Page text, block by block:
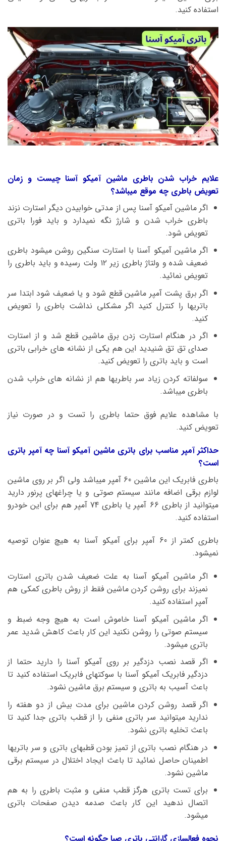
استفاده کنید.
علایم خراب شدن باطری ماشین آمیکو آسنا چیست و زمان
تعویض باطری چه موقع میباشد؟
اگر ماشین آمیکو آسنا پس از مدتی خوابیدن دیگر استارت نزند
باطری خراب شدن و شارژ نگه نمیدارد و باید فورا باتری
تعویض شود.
اگر ماشین آمیکو آسنا با استارت سنگین روشن میشود باطری
ضعیف شده و ولتاژ باطری زیر ۱۲ ولت رسیده و باید باطری را
تعویض نمائید.
اگر برق پشت آمپر ماشین قطع شود و یا ضعیف شود ابتدا سر
باتریها را کنترل کنید اگر مشکلی نداشت باطری را تعویض
کنید.
اگر در هنگام استارت زدن برق ماشین قطع شد و از استارت
صدای تق تق شنیدید این هم یکی از نشانه های خرابی باتری
است و باید باتری را تعویض کنید.
سولفاته کردن زیاد سر باطریها هم از نشانه های خراب شدن
باطری میباشد.
با مشاهده علایم فوق حتما باطری را تست و در صورت نیاز
تعویض کنید.
حداکثر آمپر مناسب برای باتری ماشین آمیکو آسنا چه آمپر باتری
است؟
باطری فابریک این ماشین 60 آمپر میباشد ولی اگر بر روی ماشین
لوازم برقی اضافه مانند سیستم صوتی و یا چراغهای پرنور دارید
میتوانید از باطری 66 آمپر یا باطری 74 آمپر هم برای این خودرو
استفاده کنید.
باطری کمتر از 60 آمپر برای آمیکو آسنا به هیچ عنوان توصیه
نمیشود.
اگر ماشین آمیکو آسنا به علت ضعیف شدن باتری استارت
نمیزند برای روشن کردن ماشین فقط از روش باطری کمکی هم
آمپر استفاده کنید.
اگر ماشین آمیکو آسنا خاموش است به هیچ وجه ضبط و
سیستم صوتی را روشن نکنید این کار باعث کاهش شدید عمر
باتری میشود.
اگر قصد نصب دزدگیر بر روی آمیکو آسنا را دارید حتما از
دزدگیر فابریک آمیکو آسنا با سوکتهای فابریک استفاده کنید تا
باعث آسیب به باتری و سیستم برق ماشین نشود.
اگر قصد روشن کردن ماشین برای مدت بیش از دو هفته را
ندارید میتوانید سر باتری منفی را از قطب باتری جدا کنید تا
باعث تخلیه باتری نشود.
در هنگام نصب باتری از تمیز بودن قطبهای باتری و سر باتریها
اطمینان حاصل نمائید تا باعث ایجاد اختلال در سیستم برقی
ماشین نشود.
برای تست باتری هرگز قطب منفی و مثبت باطری را به هم
اتصال ندهید این کار باعث صدمه دیدن صفحات باتری
میشود.